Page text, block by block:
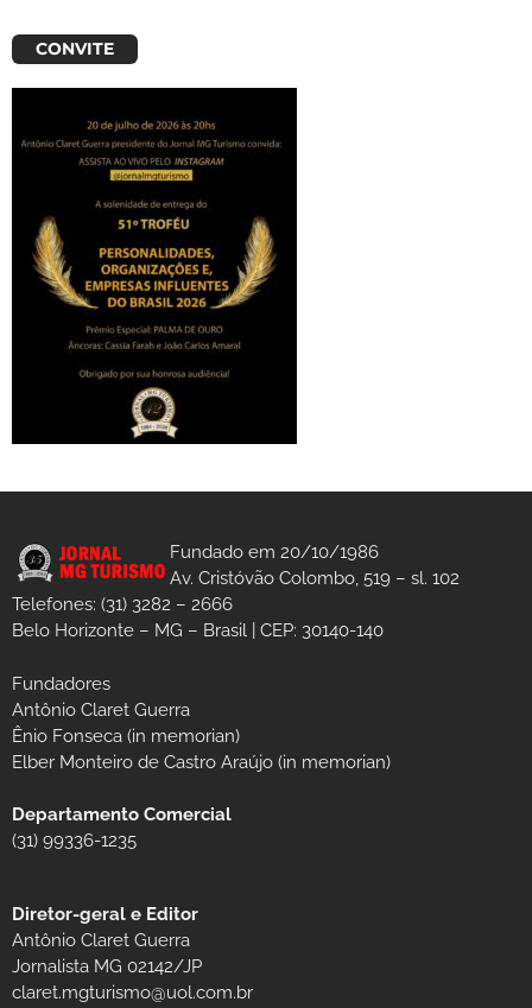
CONVITE
Fundado em 20/10/1986
Av. Cristóvão Colombo, 519 – sl. 102
Telefones: (31) 3282 – 2666
Belo Horizonte – MG – Brasil | CEP: 30140-140
Fundadores
Antônio Claret Guerra
Ênio Fonseca (in memorian)
Elber Monteiro de Castro Araújo (in memorian)
Departamento Comercial
(31) 99336-1235
Diretor-geral e Editor
Antônio Claret Guerra
Jornalista MG 02142/JP
claret.mgturismo@uol.com.br